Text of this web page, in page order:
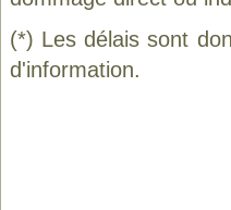
(*) Les délais sont
d'information.